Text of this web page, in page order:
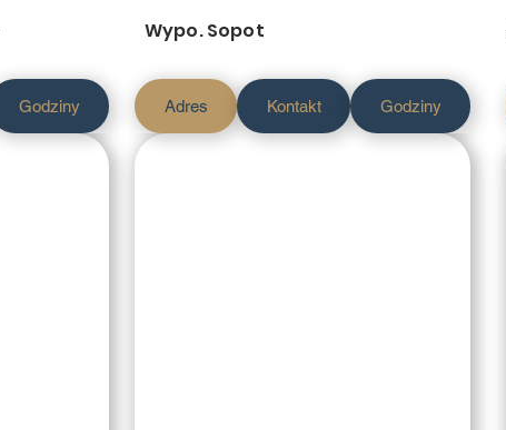
Wypo. Sopot
Godziny Adres Kontakt Godziny